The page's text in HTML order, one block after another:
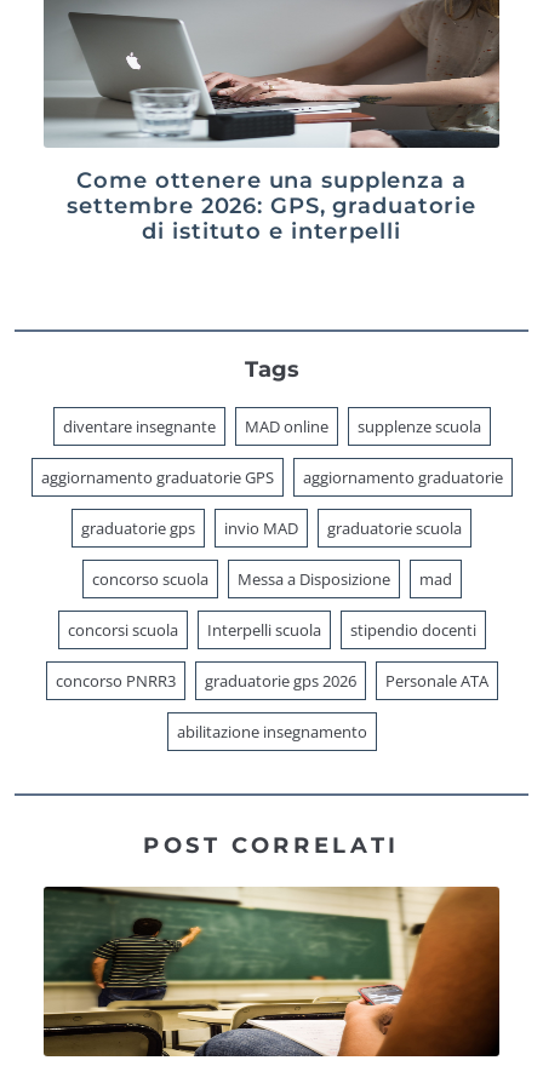
Come ottenere una supplenza a
settembre 2026: GPS, graduatorie
di istituto e interpelli
Tags
diventare insegnante MAD online supplenze scuola
aggiornamento graduatorie GPS aggiornamento graduatorie
graduatorie gps invio MAD graduatorie scuola
concorso scuola Messa a Disposizione mad
concorsi scuola Interpelli scuola stipendio docenti
concorso PNRR3 graduatorie gps 2026 Personale ATA
abilitazione insegnamento
POST CORRELATI